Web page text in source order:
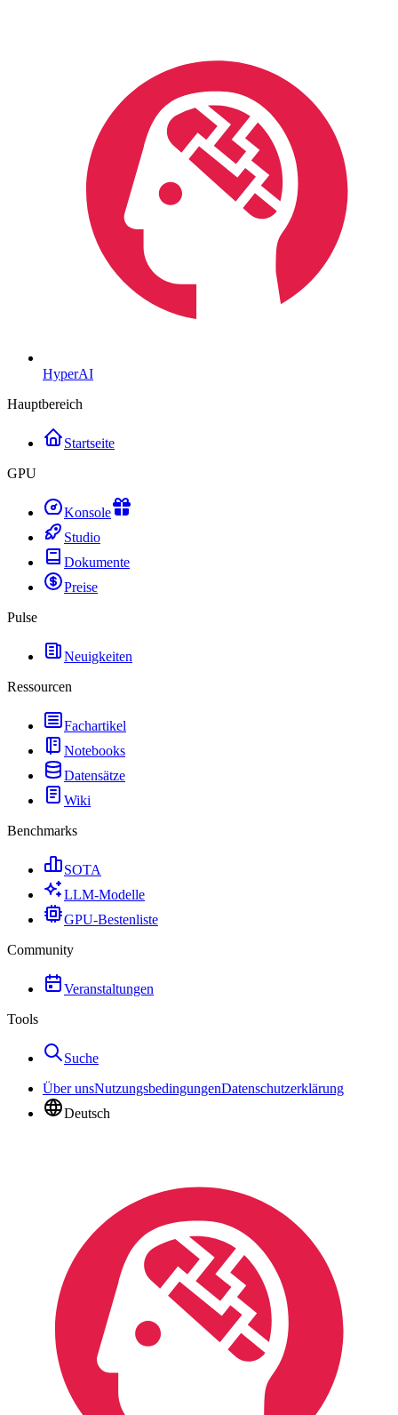
HyperAI
Hauptbereich
Startseite
GPU
Konsole
Studio
Dokumente
Preise
Pulse
Neuigkeiten
Ressourcen
Fachartikel
Notebooks
Datensätze
Wiki
Benchmarks
SOTA
LLM-Modelle
GPU-Bestenliste
Community
Veranstaltungen
Tools
Suche
Über unsNutzungsbedingungenDatenschutzerklärung
Deutsch